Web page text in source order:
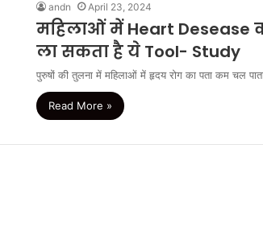
andn April 23, 2024
महिलाओं में Heart Desease
ला सकता है ये Tool- Study
पुरुषों की तुलना में महिलाओं में हृदय रोग का पता कम चल
Read More »